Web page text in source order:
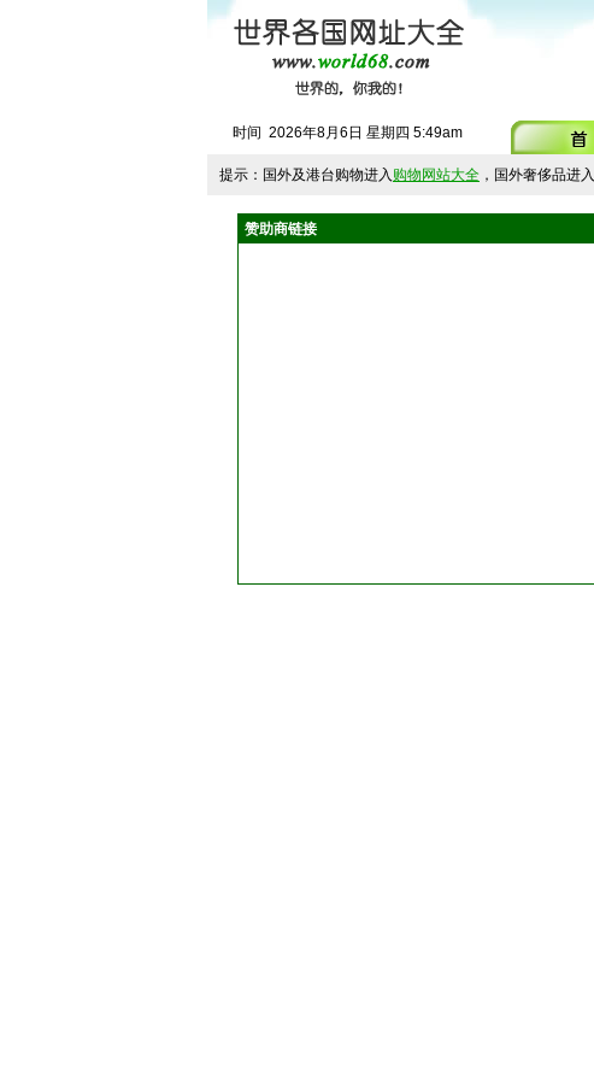
时间 2026年8月 6 日 星期四 5:49am
提示：国外及港台购物进入 购物网站大全 ，国外奢侈品进入
赞助商链接